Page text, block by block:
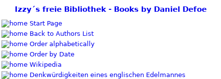
Izzy´s freie Bibliothek - Books by Daniel Defoe
Start Page
Back to Authors List
Order alphabetically
Order by Date
Wikipedia
Denkwürdigkeiten eines englischen Edelmannes